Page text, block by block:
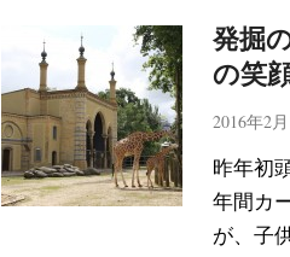
発掘
の笑
2016年2
昨年初
年間カ
が、子